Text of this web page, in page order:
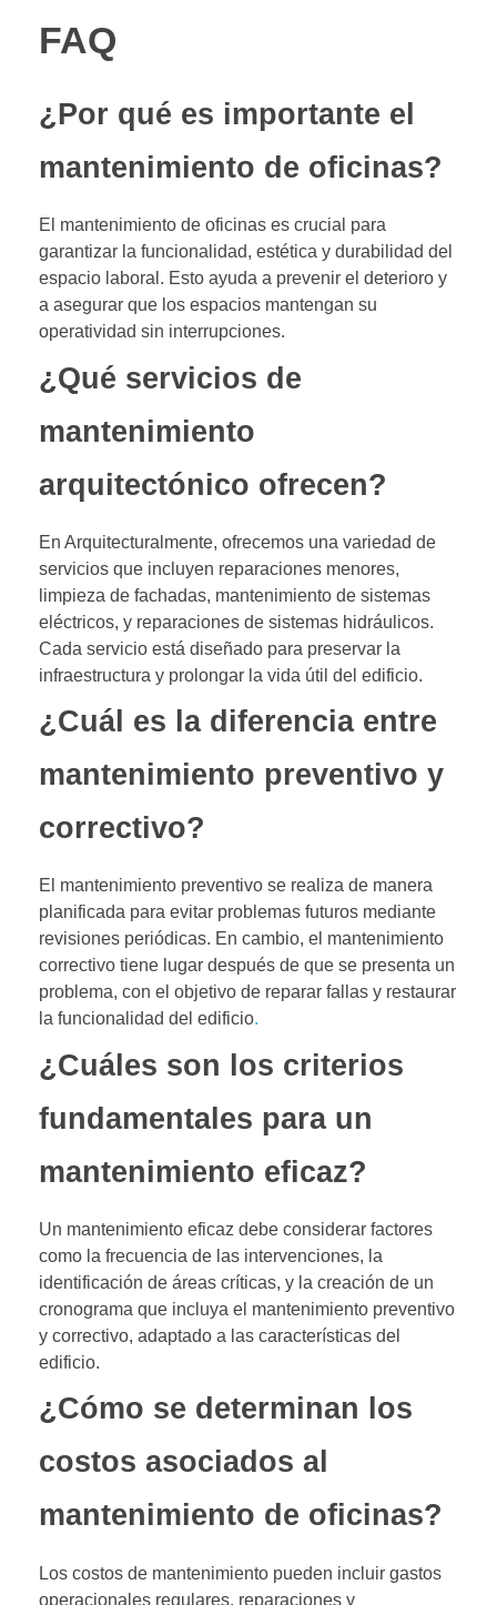
FAQ
¿Por qué es importante el
mantenimiento de oficinas?
El mantenimiento de oficinas es crucial para
garantizar la funcionalidad, estética y durabilidad del
espacio laboral. Esto ayuda a prevenir el deterioro y
a asegurar que los espacios mantengan su
operatividad sin interrupciones.
¿Qué servicios de
mantenimiento
arquitectónico ofrecen?
En Arquitecturalmente, ofrecemos una variedad de
servicios que incluyen reparaciones menores,
limpieza de fachadas, mantenimiento de sistemas
eléctricos, y reparaciones de sistemas hidráulicos.
Cada servicio está diseñado para preservar la
infraestructura y prolongar la vida útil del edificio.
¿Cuál es la diferencia entre
mantenimiento preventivo y
correctivo?
El mantenimiento preventivo se realiza de manera
planificada para evitar problemas futuros mediante
revisiones periódicas. En cambio, el mantenimiento
correctivo tiene lugar después de que se presenta un
problema, con el objetivo de reparar fallas y restaurar
la funcionalidad del edificio.
¿Cuáles son los criterios
fundamentales para un
mantenimiento eficaz?
Un mantenimiento eficaz debe considerar factores
como la frecuencia de las intervenciones, la
identificación de áreas críticas, y la creación de un
cronograma que incluya el mantenimiento preventivo
y correctivo, adaptado a las características del
edificio.
¿Cómo se determinan los
costos asociados al
mantenimiento de oficinas?
Los costos de mantenimiento pueden incluir gastos
operacionales regulares, reparaciones y